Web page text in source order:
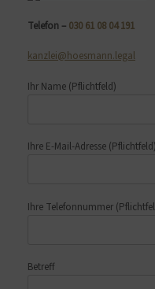
Telefon – 030 61 08 04 191
kanzlei@hoesmann.legal
Ihr Name (Pflichtfeld)
Ihre E-Mail-Adresse (Pflichtfeld)
Ihre Telefonnummer
Betreff